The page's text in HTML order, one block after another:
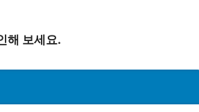
해 보세요.